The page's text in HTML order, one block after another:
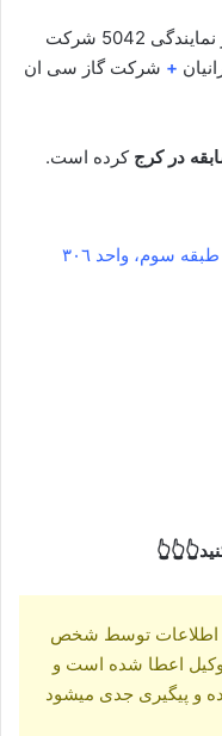
وکیل در نمایندگی 5042 شرکت
+ شرکت گاز سی ان
در کرج کرده است.
سوم، واحد ٣٠٦
اطلاعات توسط شخص
اعطا شده است و
و پیگیری جدی میشود